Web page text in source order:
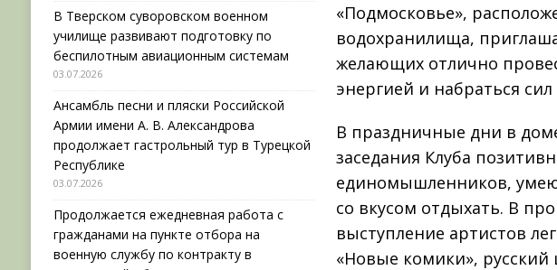
«Подмосковье»,
водохранилища,
желающих отлично
энергией и набраться
В праздничные дни в
заседания Клуба
единомышленников,
со вкусом отдыхать. В
выступление артистов
«Новые комики»,
В Тверском суворовском военном
училище развивают подготовку по
беспилотным авиационным системам
03.07.2026
Ансамбль песни и пляски Российской
Армии имени А. В. Александрова
продолжает гастрольный тур в Турецкой
Республике
03.07.2026
Продолжается ежедневная работа с
гражданами на пункте отбора на
военную службу по контракту в